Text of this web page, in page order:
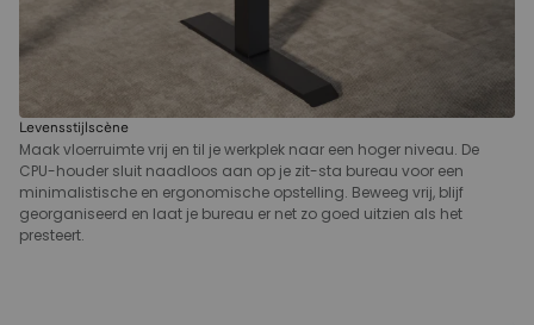
Levensstijlscène
Maak vloerruimte vrij en til je werkplek naar een hoger niveau. De
CPU-houder sluit naadloos aan op je zit-sta bureau voor een
minimalistische en ergonomische opstelling. Beweeg vrij, blijf
georganiseerd en laat je bureau er net zo goed uitzien als het
presteert.